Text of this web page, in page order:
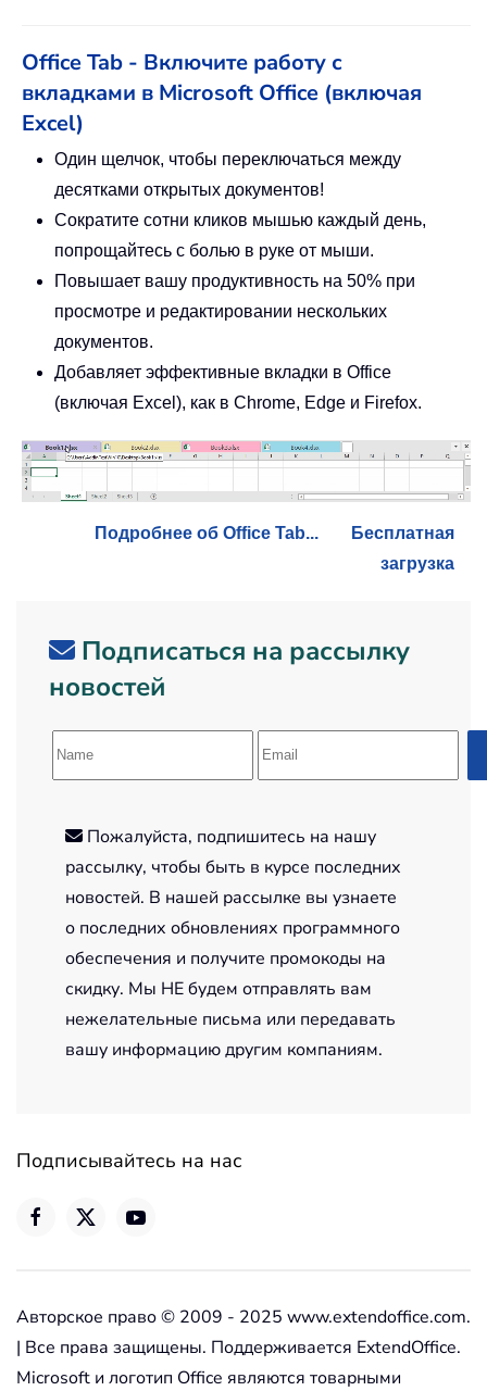
Office Tab - Включите работу с
вкладками в Microsoft Office (включая
Excel)
Один щелчок, чтобы переключаться между
десятками открытых документов!
Сократите сотни кликов мышью каждый день,
попрощайтесь с болью в руке от мыши.
Повышает вашу продуктивность на 50% при
просмотре и редактировании нескольких
документов.
Добавляет эффективные вкладки в Office
(включая Excel), как в Chrome, Edge и Firefox.
Подробнее об Office Tab...
Бесплатная
загрузка
Подписаться на рассылку
новостей
Пожалуйста, подпишитесь на нашу
рассылку, чтобы быть в курсе последних
новостей. В нашей рассылке вы узнаете
о последних обновлениях программного
обеспечения и получите промокоды на
скидку. Мы НЕ будем отправлять вам
нежелательные письма или передавать
вашу информацию другим компаниям.
Подписывайтесь на нас
Авторское право © 2009 - 2025 www.extendoffice.com.
| Все права защищены. Поддерживается ExtendOffice.
Microsoft и логотип Office являются товарными